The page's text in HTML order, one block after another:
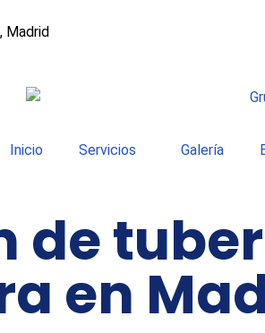
Madrid
Inicio Servicios Galería
de
en